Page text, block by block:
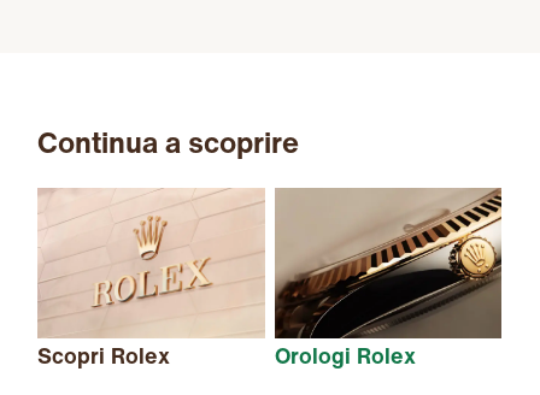
Continua a scoprire
Scopri Rolex Orologi Rolex